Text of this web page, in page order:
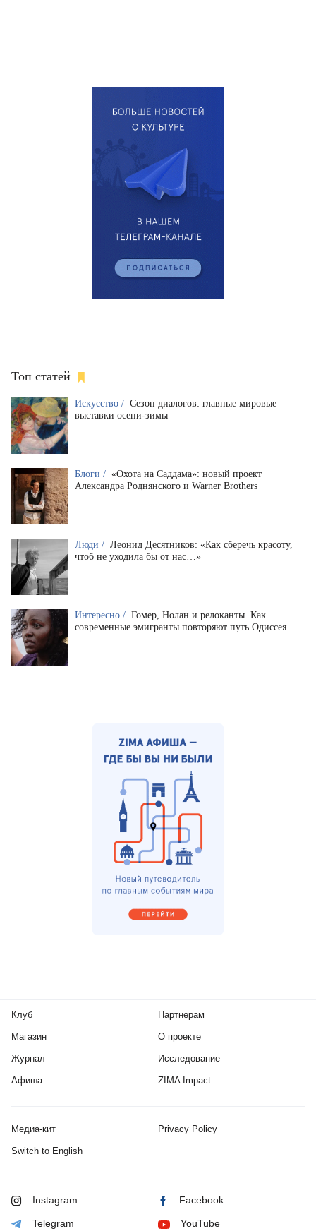
Топ статей
Искусство / Сезон диалогов: главные мировые
выставки осени-зимы
Блоги / «Охота на Саддама»: новый проект
Александра Роднянского и Warner Brothers
Люди / Леонид Десятников: «Как сберечь красоту,
чтоб не уходила бы от нас…»
Интересно / Гомер, Нолан и релоканты. Как
современные эмигранты повторяют путь Одиссея
Клуб
Магазин
Журнал
Афиша
Партнерам
О проекте
Исследование
ZIMA Impact
Медиа-кит Privacy Policy
Switch to English
Instagram Facebook
Telegram YouTube